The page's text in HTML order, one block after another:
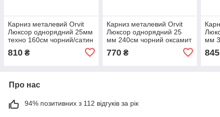
Карниз металевий Orvit
Люксор однорядний 25мм
техно 160см чорний/сатин
810 ₴
Карниз металевий Orvit
Люксор однорядний 25
мм 240см чорний оксамит
770₴
мм
845
Про нас
94% позитивних з 112 відгуків за рік